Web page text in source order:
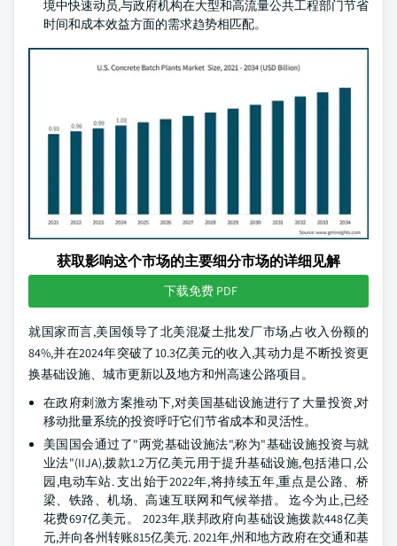
境中快速动员,与政府机构在大型和高流量公共工程部门节省
时间和成本效益方面的需求趋势相匹配。
获取影响这个市场的主要细分市场的详细见解
下载免费 PDF
就国家而言,美国领导了北美混凝土批发厂市场,占收入份额的
84%,并在2024年突破了10.3亿美元的收入,其动力是不断投资更
换基础设施、城市更新以及地方和州高速公路项目。
在政府刺激方案推动下,对美国基础设施进行了大量投资,对
移动批量系统的投资呼吁它们节省成本和灵活性。
美国国会通过了"两党基础设施法",称为"基础设施投资与就
业法"(IIJA),拨款1.2万亿美元用于提升基础设施,包括港口,公
园,电动车站. 支出始于2022年,将持续五年,重点是公路、桥
梁、铁路、机场、高速互联网和气候举措。 迄今为止,已经
花费697亿美元。 2023年,联邦政府向基础设施拨款448亿美
元,并向各州转账815亿美元. 2021年,州和地方政府在交通和基